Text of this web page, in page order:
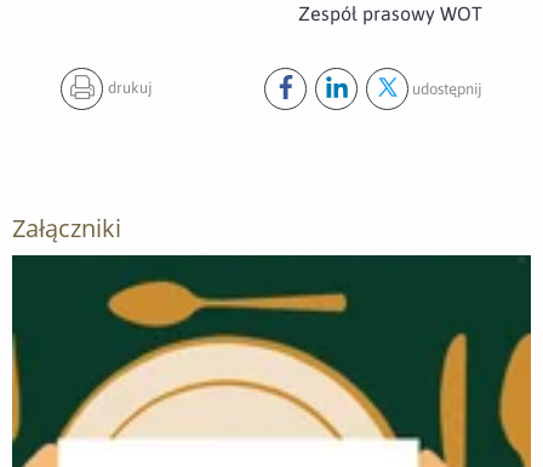
Zespół prasowy WOT
drukuj udostępnij
Załączniki